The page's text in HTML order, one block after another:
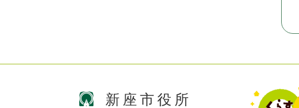
新座市役所